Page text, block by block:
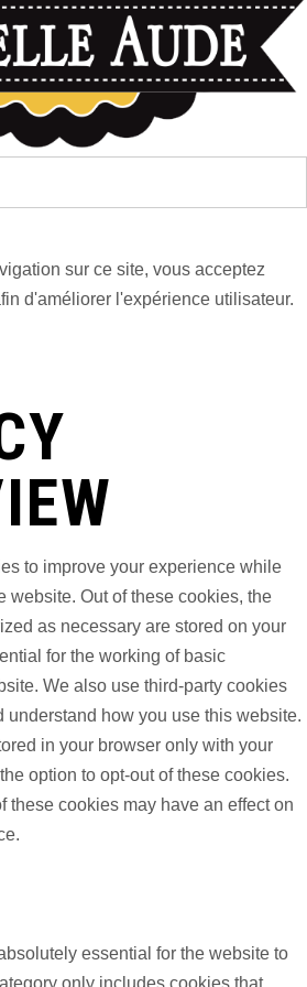
sur ce site, vous acceptez
d'améliorer l'expérience utilisateur.
to improve your experience while
website. Out of these cookies, the
as necessary are stored on your
for the working of basic
We also use third-party cookies
understand how you use this website.
in your browser only with your
option to opt-out of these cookies.
these cookies may have an effect on
essential for the website to
only includes cookies that